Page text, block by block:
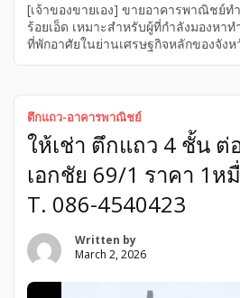
[เจ้าของขายเอง] ขายอาคารพาณิชย์ท
ร้อยเอ็ด เหมาะสำหรับผู้ที่กำลังมองหา
ที่พักอาศัยในย่านเศรษฐกิจหลักของจัง
https://maps.app.goo.gl/
ทำเล: ตัวเมือง จ.ร้อยเอ็ด (ย่านถนนเทว
ละเอียดอาคาร: • พื้นที่ใช้สอย: 3 ห้องน
ตารางวา • ตัวอาคารมีความแข็งแรง
เข้าอยู่อาศัยหรือปรับปรุงเป็นสำนักงา
เคียง (ระยะทางโดยประมาณ): • โรงพย
(ประมาณ 3-5 นาที) • โรงเรียนร้อยเอ็ด
(ประมาณ 3 นาที) • บึงพลาญชัย (แลนด์
ตึกแถว-อาคารพาณิชย์
ให้เช่า ตึกแถว 4 ชั้น ต่
เอกชัย 69/1 ราคา 1
T. 086-4540423
Written by
March 2, 2026